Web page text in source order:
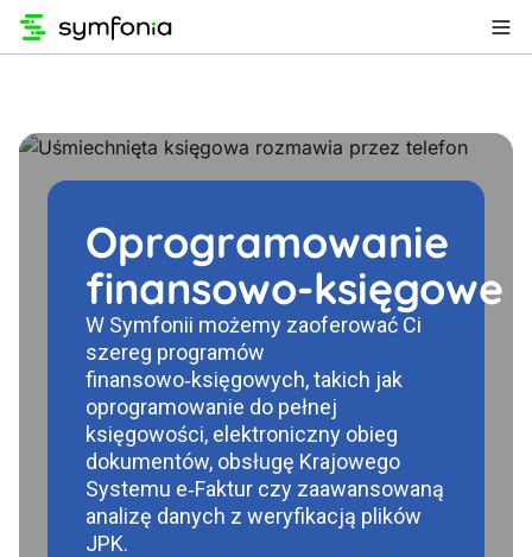
Oprogramowanie
finansowo‑księgowe
W Symfonii możemy zaoferować Ci
szereg programów
finansowo‑księgowych, takich jak
oprogramowanie do pełnej
księgowości, elektroniczny obieg
dokumentów, obsługę Krajowego
Systemu e‑Faktur czy zaawansowaną
analizę danych z weryfikacją plików
JPK.